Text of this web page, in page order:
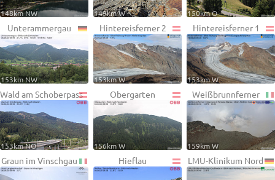
148km NW 149km W 150km O
Unterammergau
153km NW
Hintereisferner 2
153km W
Hintereisferner 1
153km W
Wald am Schoberpass
153km NO
Obergarten
156km W
Weißbrunnferner
159km W
Graun im Vinschgau Hieflau LMU-Klinikum Nord